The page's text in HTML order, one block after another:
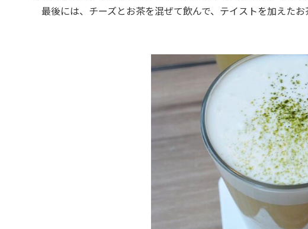
最後には、チーズとお茶を混ぜて飲んで、テイストを加えたお